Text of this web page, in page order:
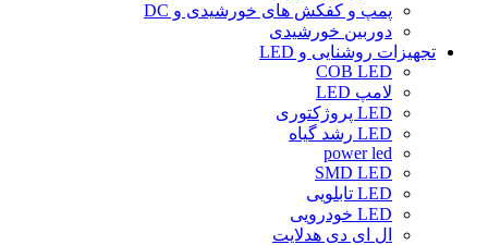
پمپ و کفکش های خورشیدی و DC
دوربین خورشیدی
تجهیزات روشنایی و LED
COB LED
لامپ LED
LED پروژکتوری
LED رشد گیاه
power led
SMD LED
LED تابلویی
LED خودرویی
ال ای دی هدلایت